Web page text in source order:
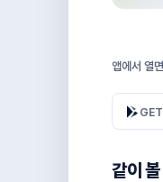
앱에서 열
같이